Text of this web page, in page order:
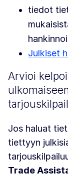
tiedot
Julkiset
Arvioi
Jos haluat
tiettyyn
Trade